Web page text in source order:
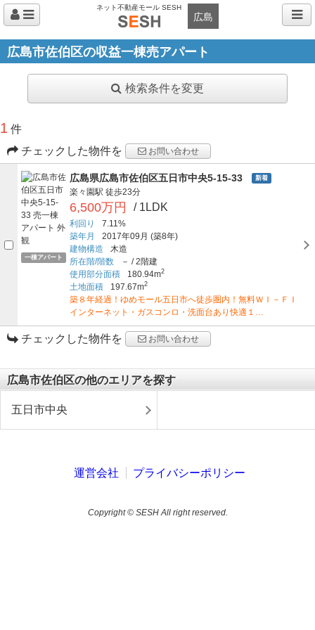
ネット不動産モール SESH
広島
広島市佐伯区の収益一棟売アパート
検索条件を変更
1 件
チェックした物件を
お問い合わせ
一棟アパート
広島県広島市佐伯区五日市中央5-15-33 新着
楽々園駅 徒歩23分
6,500万円 / 1LDK
利回り
7.11%
築年月
2017年09月 (築8年)
建物構造
木造
所在階/階数
－ /2階建
使用部分面積
180.94m2
土地面積 197.67m2
築８年経過！ゆめモール五日市へ徒歩圏内！無料ＷＩ－ＦＩ
インターネット・ガスコンロ・洗面台あり快適１…
チェックした物件を お問い合わせ
広島市佐伯区の他のエリアを探す
五日市中央
運営会社 プライバシーポリシー
Copyright © SESH All right reserved.